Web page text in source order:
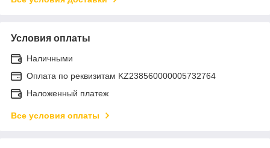
Условия оплаты
Наличными
Оплата по реквизитам KZ238560000005732764
Наложенный платеж
Все условия оплаты